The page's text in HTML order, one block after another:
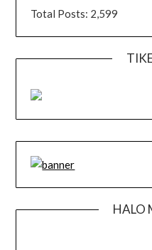
Total Posts: 2,599
HALO